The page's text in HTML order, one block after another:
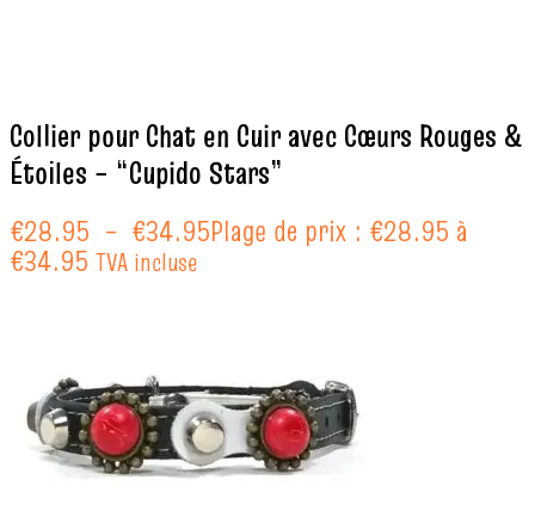
Collier pour Chat en Cuir avec Cœurs Rouges &
Étoiles – “Cupido Stars”
€28.95 – €34.95Plage de prix : €28.95 à
€34.95 TVA incluse